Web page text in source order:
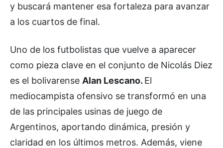
y buscará mantener esa fortaleza para avanzar
a los cuartos de final.
Uno de los futbolistas que vuelve a aparecer
como pieza clave en el conjunto de Nicolás Diez
es el bolivarense Alan Lescano. El
mediocampista ofensivo se transformó en una
de las principales usinas de juego de
Argentinos, aportando dinámica, presión y
claridad en los últimos metros. Además, viene